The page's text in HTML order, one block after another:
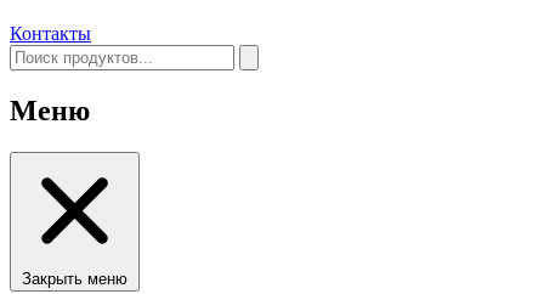
Контакты
Меню
Закрыть меню